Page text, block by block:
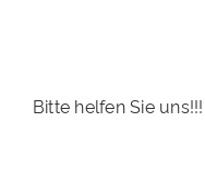
Bitte helfen Sie uns!!!